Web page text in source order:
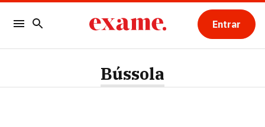
Entrar
Bússola